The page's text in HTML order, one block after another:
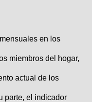
en los
miembros del hogar,
actual de los
parte, el indicador